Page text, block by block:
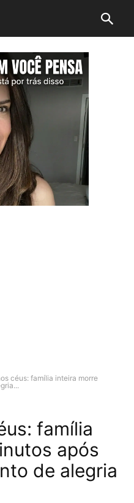
céus: família inteira morre
família
após
de alegria